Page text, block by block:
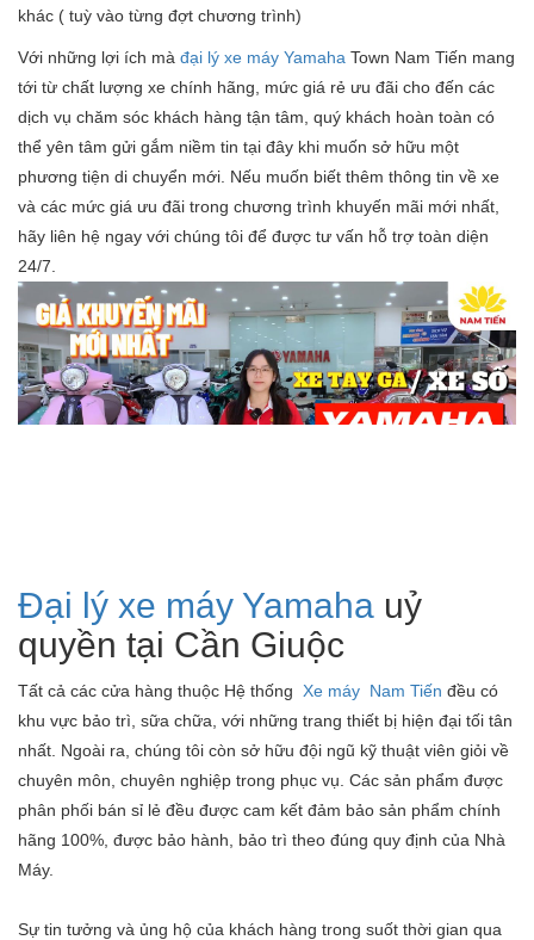
khác ( tuỳ vào từng đợt chương trình)
Với những lợi ích mà đại lý xe máy Yamaha Town Nam Tiến mang
tới từ chất lượng xe chính hãng, mức giá rẻ ưu đãi cho đến các
dịch vụ chăm sóc khách hàng tận tâm, quý khách hoàn toàn có
thể yên tâm gửi gắm niềm tin tại đây khi muốn sở hữu một
phương tiện di chuyển mới. Nếu muốn biết thêm thông tin về xe
và các mức giá ưu đãi trong chương trình khuyến mãi mới nhất,
hãy liên hệ ngay với chúng tôi để được tư vấn hỗ trợ toàn diện
24/7.
Đại lý xe máy Yamaha uỷ
quyền tại Cần Giuộc
Tất cả các cửa hàng thuộc Hệ thống Xe máy Nam Tiến đều có
khu vực bảo trì, sữa chữa, với những trang thiết bị hiện đại tối tân
nhất. Ngoài ra, chúng tôi còn sở hữu đội ngũ kỹ thuật viên giỏi về
chuyên môn, chuyên nghiệp trong phục vụ. Các sản phẩm được
phân phối bán sỉ lẻ đều được cam kết đảm bảo sản phẩm chính
hãng 100%, được bảo hành, bảo trì theo đúng quy định của Nhà
Máy.
Sự tin tưởng và ủng hộ của khách hàng trong suốt thời gian qua